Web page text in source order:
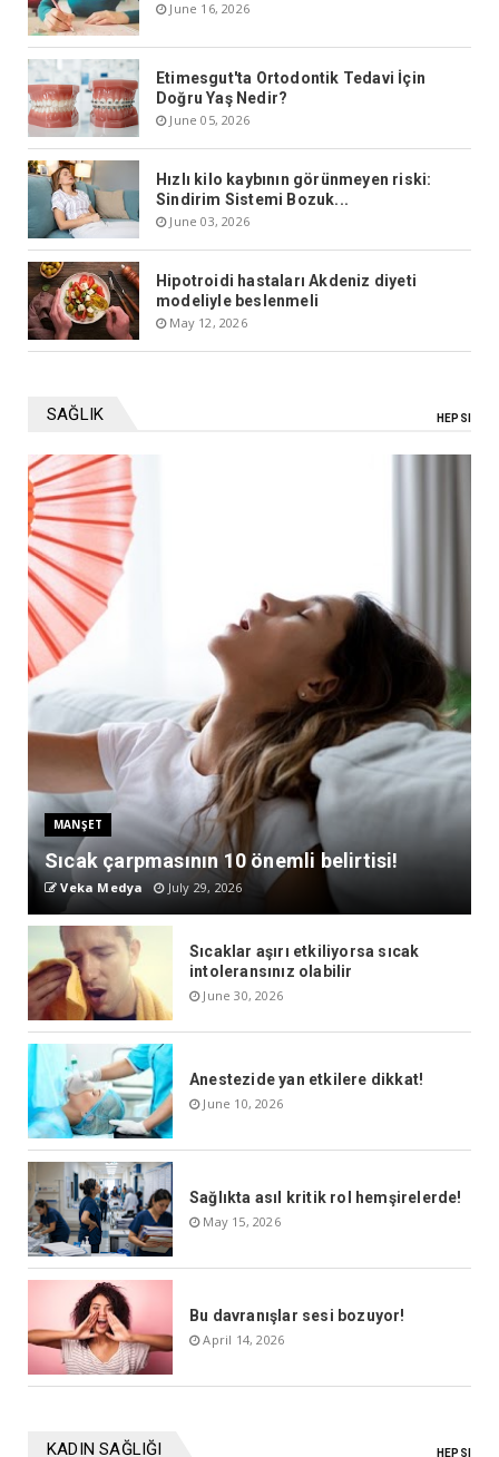
June 16, 2026
Etimesgut'ta Ortodontik Tedavi İçin
Doğru Yaş Nedir?
June 05, 2026
Hızlı kilo kaybının görünmeyen riski:
Sindirim Sistemi Bozuk...
June 03, 2026
Hipotroidi hastaları Akdeniz diyeti
modeliyle beslenmeli
May 12, 2026
SAĞLIK HEPSI
MANŞET
Sıcak çarpmasının 10 önemli belirtisi!
Veka Medya July 29, 2026
Sıcaklar aşırı etkiliyorsa sıcak
intoleransınız olabilir
June 30, 2026
Anestezide yan etkilere dikkat!
June 10, 2026
Sağlıkta asıl kritik rol hemşirelerde!
May 15, 2026
Bu davranışlar sesi bozuyor!
April 14, 2026
KADIN SAĞLIĞI HEPSI